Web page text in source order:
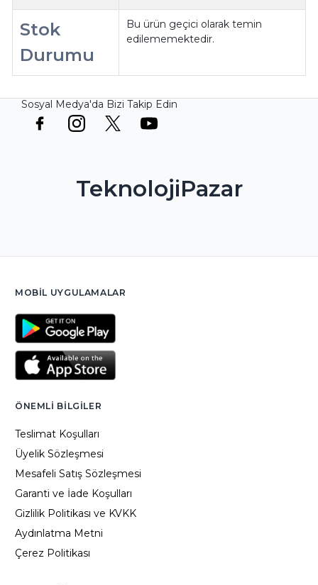
Stok
Durumu
Bu ürün geçici olarak temin
edilememektedir.
Sosyal Medya'da Bizi Takip Edin
TeknolojiPazar
MOBIL UYGULAMALAR
ÖNEMLI BILGILER
Teslimat Koşulları
Üyelik Sözleşmesi
Mesafeli Satış Sözleşmesi
Garanti ve İade Koşulları
Gizlilik Politikası ve KVKK
Aydınlatma Metni
Çerez Politikası